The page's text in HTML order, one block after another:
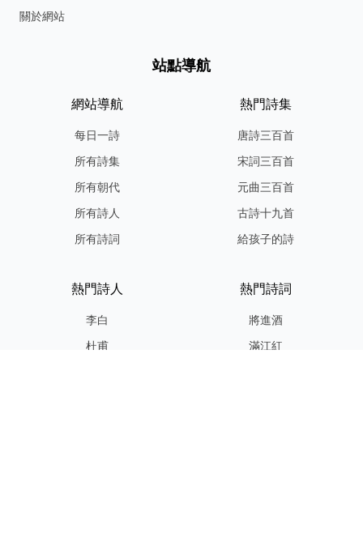
關於網站
站點導航
網站導航
每日一詩
所有詩集
所有朝代
所有詩人
所有詩詞
熱門詩集
唐詩三百首
宋詞三百首
元曲三百首
古詩十九首
給孩子的詩
熱門詩人
李白
杜甫
熱門詩詞
將進酒
滿江紅